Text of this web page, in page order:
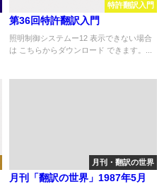
特許翻訳入門
第36回特許翻訳入門
照明制御システムー12 表示できない場合
は こちらからダウンロード できます。...
月刊・翻訳の世界
月刊「翻訳の世界」1987年5月